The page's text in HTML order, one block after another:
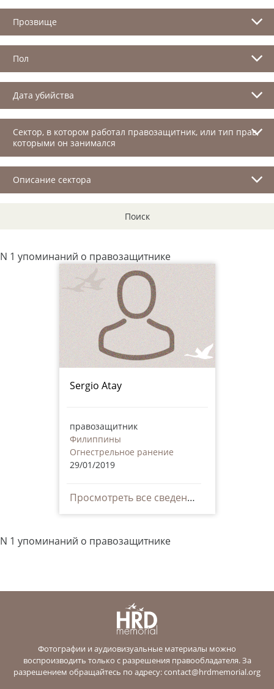
Прозвище
Пол
Дата убийства
Сектор, в котором работал правозащитник, или тип прав,
которыми он занимался
Описание сектора
Поиск
N 1 упоминаний о правозащитнике
Sergio Atay
правозащитник
Филиппины
Огнестрельное ранение
29/01/2019
Просмотреть все сведения
N 1 упоминаний о правозащитнике
Фотографии и аудиовизуальные материалы можно
воспроизводить только с разрешения правообладателя. За
разрешением обращайтесь по адресу:contact@hrdmemorial.org